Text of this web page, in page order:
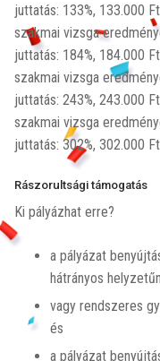
juttatás: 133%, 133.000 Ft
szakmai vizsga
juttatás: 184%, 184.000 Ft
szakmai vizsga
juttatás: 243%, 243.000 Ft
szakmai vizsga
juttatás: 302%, 302.000 Ft
Rászorultsági támogatás
Ki pályázhat erre?
a pályázat
hátrányos
vagy rendszeres
és
a pályázat